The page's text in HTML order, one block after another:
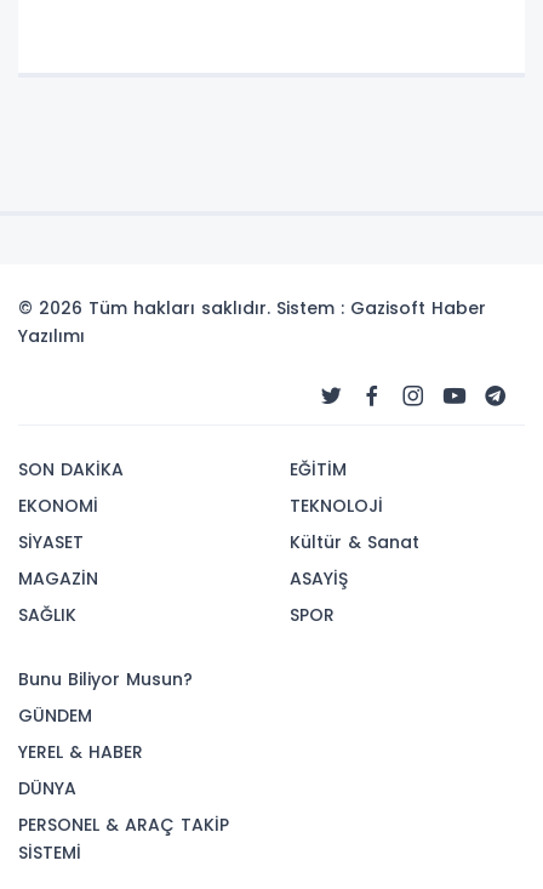
© 2026 Tüm hakları saklıdır. Sistem : Gazisoft Haber
Yazılımı
SON DAKİKA
EKONOMİ
SİYASET
MAGAZİN
SAĞLIK
EĞİTİM
TEKNOLOJİ
Kültür & Sanat
ASAYİŞ
SPOR
Bunu Biliyor Musun?
GÜNDEM
YEREL & HABER
DÜNYA
PERSONEL & ARAÇ TAKİP
SİSTEMİ